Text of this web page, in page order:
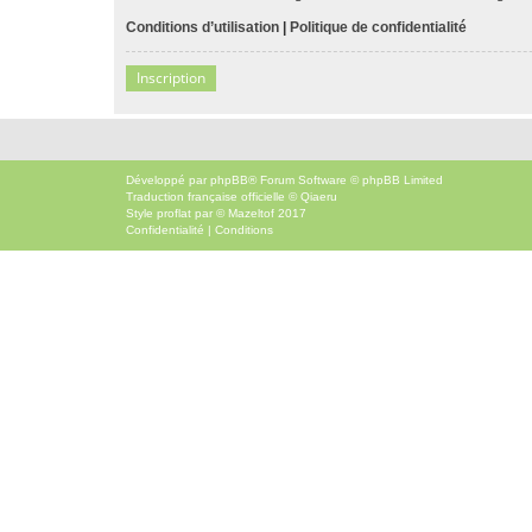
Conditions d’utilisation | Politique de confidentialité
Inscription
Développé par phpBB® Forum Software © phpBB Limited
Traduction française officielle ©Qiaeru
Style proflat par © Mazeltof 2017
Confidentialité | Conditions